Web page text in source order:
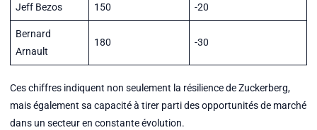
Jeff Bezos 150 -20
Bernard
Arnault
180 -30
Ces chiffres indiquent non seulement la résilience de Zuckerberg,
mais également sa capacité à tirer parti des opportunités de marché
dans un secteur en constante évolution.